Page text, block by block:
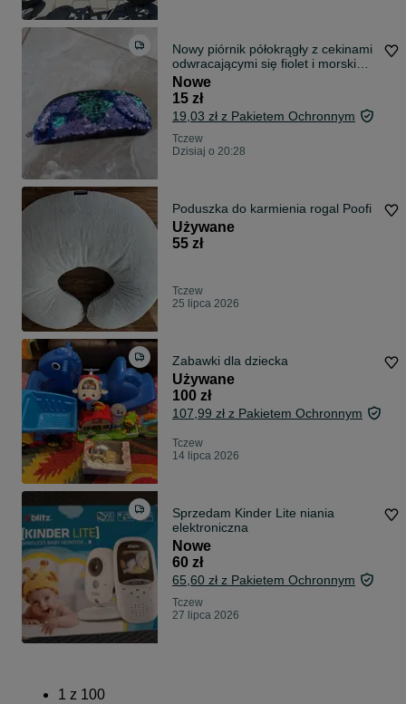
Nowy piórnik półokrągły z cekinami
odwracającymi się fiolet i morski
kod89
Nowe
15 zł
19,03 zł z Pakietem Ochronnym
Tczew
Dzisiaj o 20:28
Poduszka do karmienia rogal Poofi
Używane
55 zł
Tczew
25 lipca 2026
Zabawki dla dziecka
Używane
100 zł
107,99 zł z Pakietem Ochronnym
Tczew
14 lipca 2026
Sprzedam Kinder Lite niania
elektroniczna
Nowe
60 zł
65,60 zł z Pakietem Ochronnym
Tczew
27 lipca 2026
1 z 100